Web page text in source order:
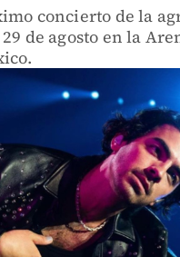
concierto de la
de agosto en la